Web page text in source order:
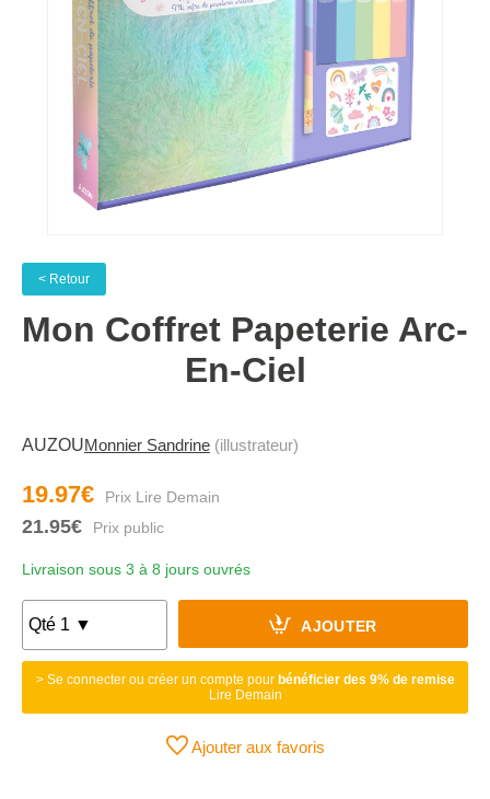
< Retour
Mon Coffret Papeterie Arc-
En-Ciel
AUZOUMonnier Sandrine (illustrateur)
19.97€
21.95€
Livraison sous 3 à 8 jours ouvrés
AJOUTER
> Se connecter ou créer un compte pour bénéficier des 9% de remise
Lire Demain
Ajouter aux favoris